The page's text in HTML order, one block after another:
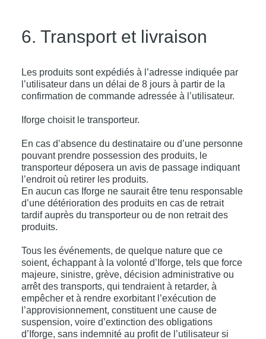
6. Transport et livraison
Les produits sont expédiés à l’adresse indiquée par
l’utilisateur dans un délai de 8 jours à partir de la
confirmation de commande adressée à l’utilisateur.
Iforge choisit le transporteur.
En cas d’absence du destinataire ou d’une personne
pouvant prendre possession des produits, le
transporteur déposera un avis de passage indiquant
l’endroit où retirer les produits.
En aucun cas Iforge ne saurait être tenu responsable
d’une détérioration des produits en cas de retrait
tardif auprès du transporteur ou de non retrait des
produits.
Tous les événements, de quelque nature que ce
soient, échappant à la volonté d’Iforge, tels que force
majeure, sinistre, grève, décision administrative ou
arrêt des transports, qui tendraient à retarder, à
empêcher et à rendre exorbitant l’exécution de
l’approvisionnement, constituent une cause de
suspension, voire d’extinction des obligations
d’Iforge, sans indemnité au profit de l’utilisateur si